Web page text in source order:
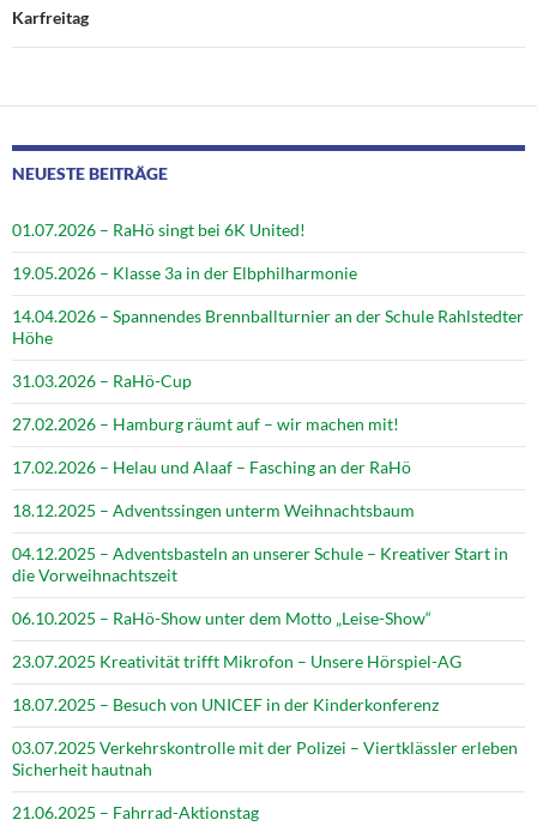
Karfreitag
NEUESTE BEITRÄGE
01.07.2026 – RaHö singt bei 6K United!
19.05.2026 – Klasse 3a in der Elbphilharmonie
14.04.2026 – Spannendes Brennballturnier an der Schule Rahlstedter
Höhe
31.03.2026 – RaHö-Cup
27.02.2026 – Hamburg räumt auf – wir machen mit!
17.02.2026 – Helau und Alaaf – Fasching an der RaHö
18.12.2025 – Adventssingen unterm Weihnachtsbaum
04.12.2025 – Adventsbasteln an unserer Schule – Kreativer Start in
die Vorweihnachtszeit
06.10.2025 – RaHö-Show unter dem Motto „Leise-Show“
23.07.2025 Kreativität trifft Mikrofon – Unsere Hörspiel-AG
18.07.2025 – Besuch von UNICEF in der Kinderkonferenz
03.07.2025 Verkehrskontrolle mit der Polizei – Viertklässler erleben
Sicherheit hautnah
21.06.2025 – Fahrrad-Aktionstag